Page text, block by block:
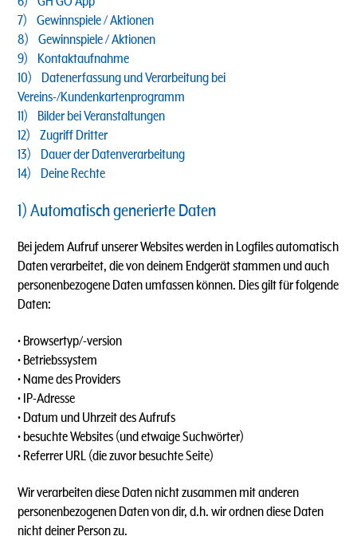
7) Gewinnspiele / Aktionen
8) Gewinnspiele / Aktionen
9) Kontaktaufnahme
10) Datenerfassung und Verarbeitung bei
Vereins-/Kundenkartenprogramm
11) Bilder bei Veranstaltungen
12) Zugriff Dritter
13) Dauer der Datenverarbeitung
14) Deine Rechte
1) Automatisch generierte Daten
Bei jedem Aufruf unserer Websites werden in Logfiles automatisch
Daten verarbeitet, die von deinem Endgerät stammen und auch
personenbezogene Daten umfassen können. Dies gilt für folgende
Daten:
• Browsertyp/-version
• Betriebssystem
• Name des Providers
• IP-Adresse
• Datum und Uhrzeit des Aufrufs
• besuchte Websites (und etwaige Suchwörter)
• Referrer URL (die zuvor besuchte Seite)
Wir verarbeiten diese Daten nicht zusammen mit anderen
personenbezogenen Daten von dir, d.h. wir ordnen diese Daten
nicht deiner Person zu.